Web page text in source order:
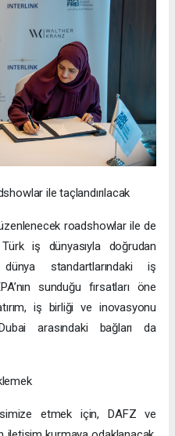
ile taçlandırılacak
roadshowlar ile de
iş dünyasıyla doğrudan
standartlarındaki iş
sunduğu fırsatları öne
iş birliği ve inovasyonu
arasındaki bağları da
etmek için, DAFZ ve